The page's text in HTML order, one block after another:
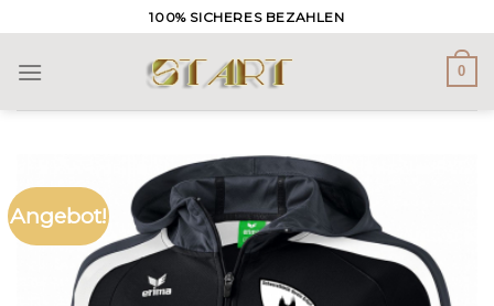
to
content
100% SICHERES BEZAHLEN
0
Angebot!